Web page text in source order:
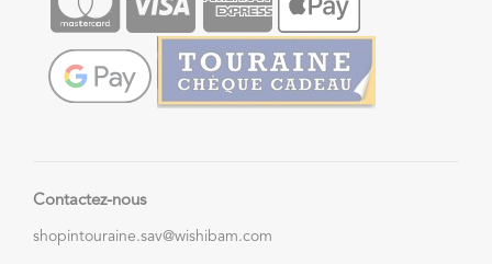
Contactez-nous
shopintouraine.sav@wishibam.com